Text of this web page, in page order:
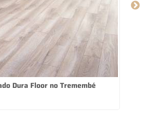
Dura Floor no Tremembé